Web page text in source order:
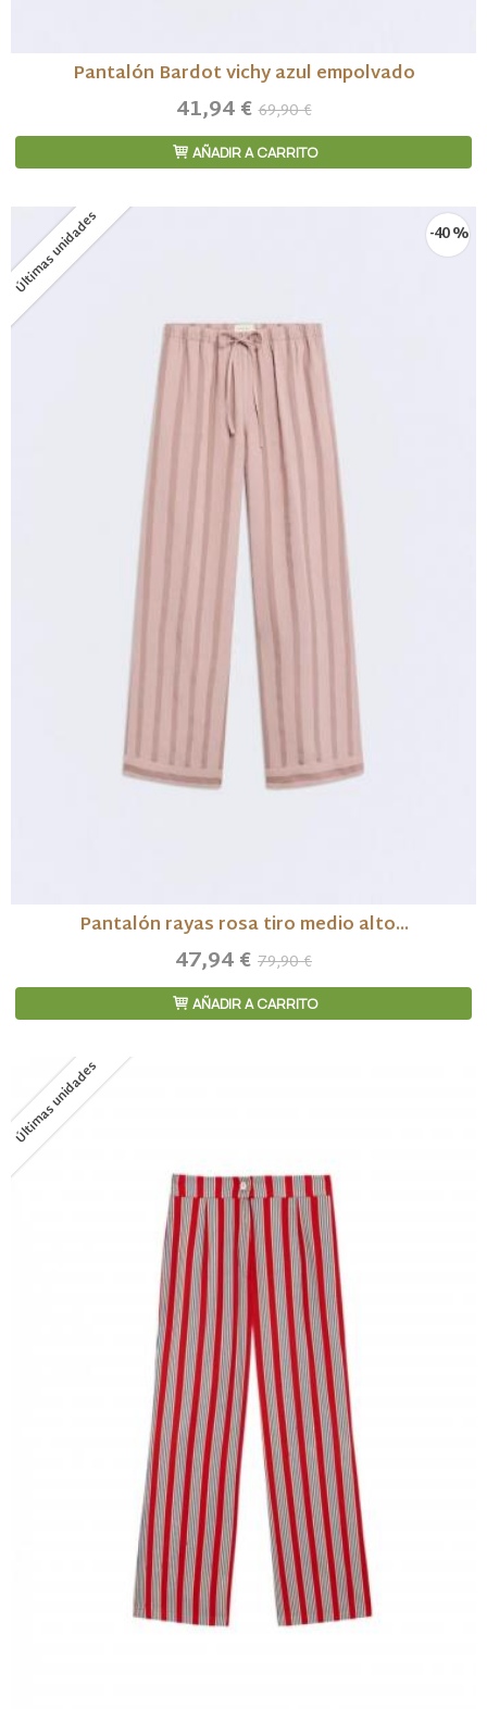
Pantalón Bardot vichy azul empolvado
41,94 €69,90 €
AÑADIR A CARRITO
Últimas unidades -40 %
Pantalón rayas rosa tiro medio alto...
47,94 € 79,90 €
AÑADIR A CARRITO
Últimas unidades